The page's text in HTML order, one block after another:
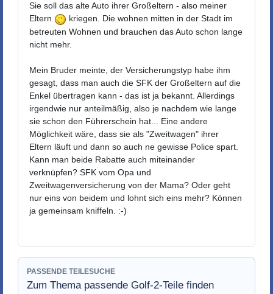
Sie soll das alte Auto ihrer Großeltern - also meiner
Eltern
kriegen. Die wohnen mitten in der Stadt im
betreuten Wohnen und brauchen das Auto schon lange
nicht mehr.
Mein Bruder meinte, der Versicherungstyp habe ihm
gesagt, dass man auch die SFK der Großeltern auf die
Enkel übertragen kann - das ist ja bekannt. Allerdings
irgendwie nur anteilmäßig, also je nachdem wie lange
sie schon den Führerschein hat... Eine andere
Möglichkeit wäre, dass sie als "Zweitwagen" ihrer
Eltern läuft und dann so auch ne gewisse Police spart.
Kann man beide Rabatte auch miteinander
verknüpfen? SFK vom Opa und
Zweitwagenversicherung von der Mama? Oder geht
nur eins von beidem und lohnt sich eins mehr? Können
ja gemeinsam kniffeln. :-)
PASSENDE TEILESUCHE
Zum Thema passende Golf-2-Teile finden